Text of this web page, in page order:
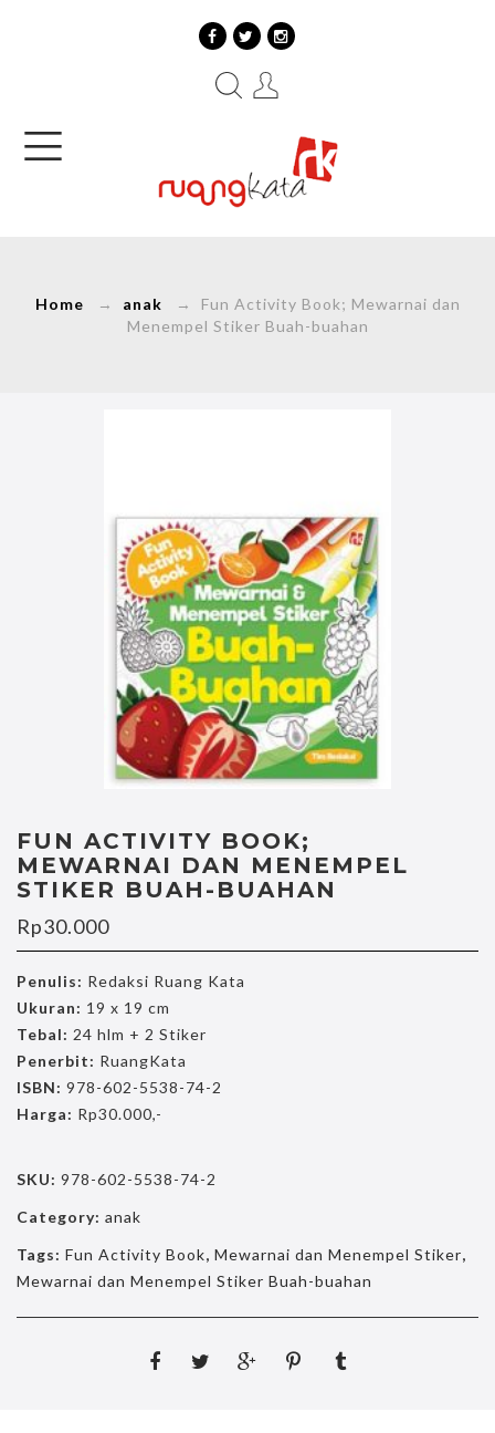
Home → anak → Fun Activity Book; Mewarnai dan
Menempel Stiker Buah-buahan
FUN ACTIVITY BOOK;
MEWARNAI DAN MENEMPEL
STIKER BUAH-BUAHAN
Rp30.000
Penulis: Redaksi Ruang Kata
Ukuran: 19 x 19 cm
Tebal: 24 hlm + 2 Stiker
Penerbit: RuangKata
ISBN: 978-602-5538-74-2
Harga: Rp30.000,-
SKU: 978-602-5538-74-2
Category: anak
Tags: Fun Activity Book, Mewarnai dan Menempel Stiker,
Mewarnai dan Menempel Stiker Buah-buahan